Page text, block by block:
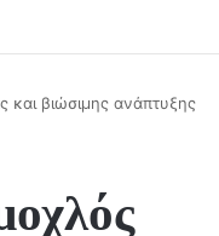
και βιώσιμης ανάπτυξης